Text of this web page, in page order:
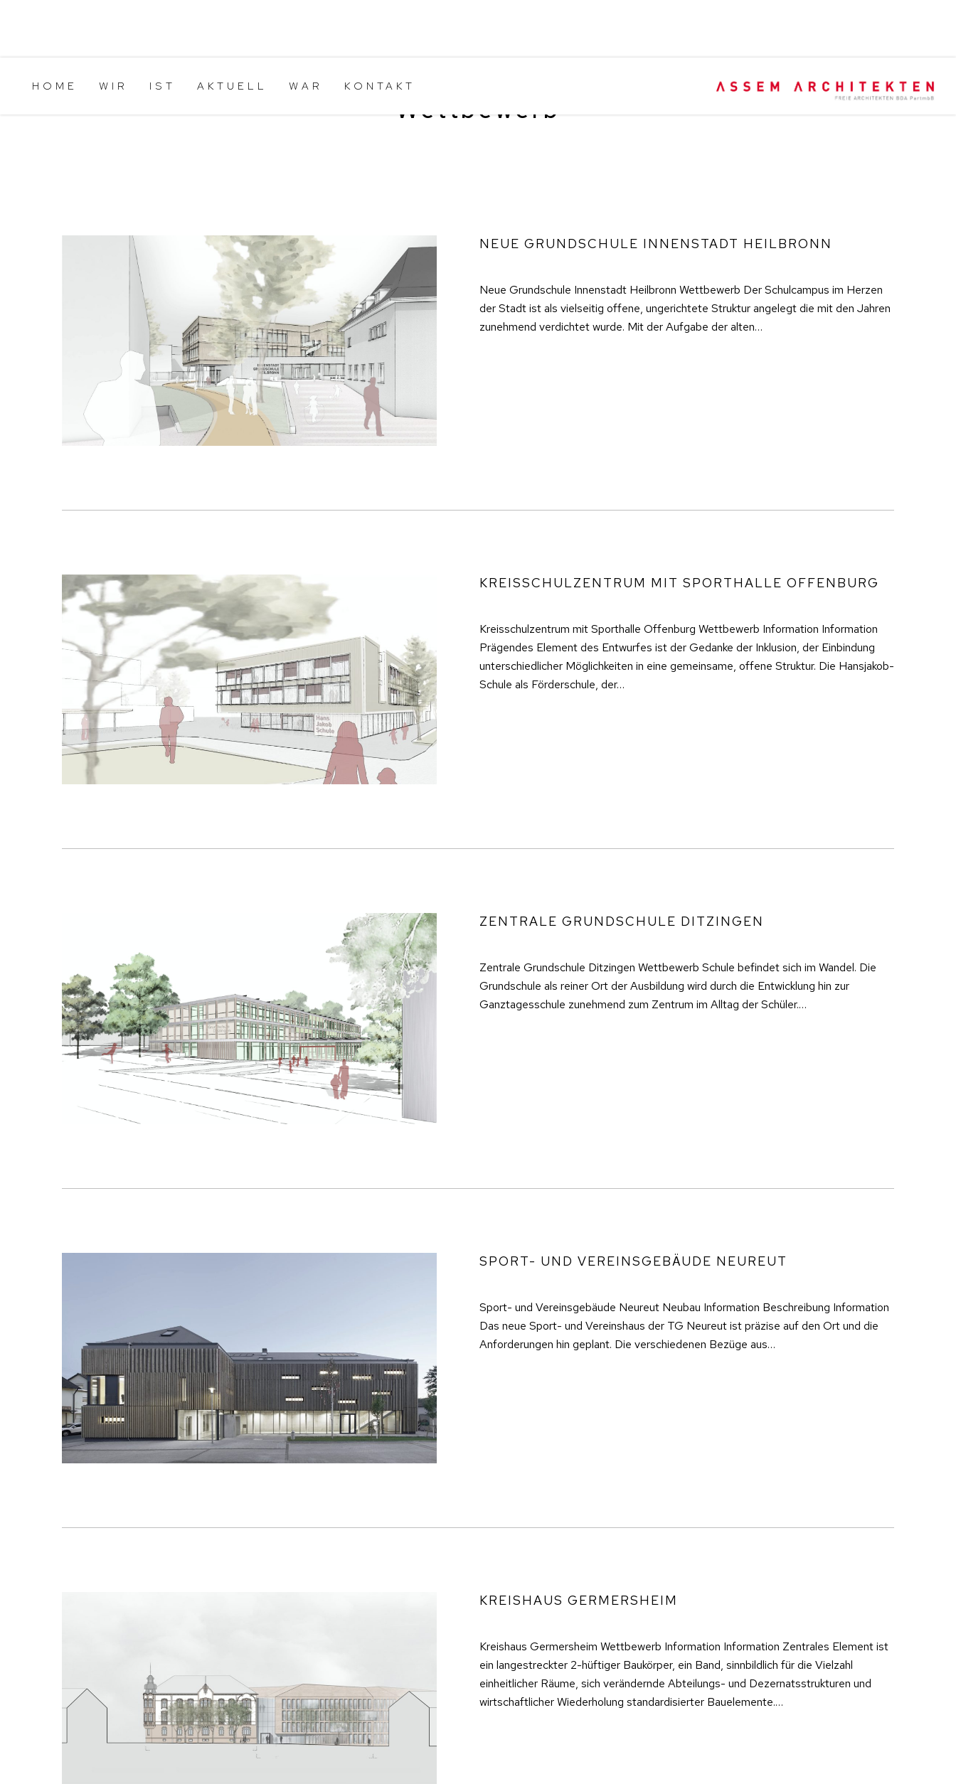
HOME WIR IST AKTUELL WAR KONTAKT
Wettbewerb
NEUE GRUNDSCHULE INNENSTADT HEILBRONN
Neue Grundschule Innenstadt Heilbronn Wettbewerb Der Schulcampus im Herzen
der Stadt ist als vielseitig offene, ungerichtete Struktur angelegt die mit den Jahren
zunehmend verdichtet wurde. Mit der Aufgabe der alten…
KREISSCHULZENTRUM MIT SPORTHALLE OFFENBURG
Kreisschulzentrum mit Sporthalle Offenburg Wettbewerb Information Information
Prägendes Element des Entwurfes ist der Gedanke der Inklusion, der Einbindung
unterschiedlicher Möglichkeiten in eine gemeinsame, offene Struktur. Die Hansjakob-
Schule als Förderschule, der…
ZENTRALE GRUNDSCHULE DITZINGEN
Zentrale Grundschule Ditzingen Wettbewerb Schule befindet sich im Wandel. Die
Grundschule als reiner Ort der Ausbildung wird durch die Entwicklung hin zur
Ganztagesschule zunehmend zum Zentrum im Alltag der Schüler.…
SPORT- UND VEREINSGEBÄUDE NEUREUT
Sport- und Vereinsgebäude Neureut Neubau Information Beschreibung Information
Das neue Sport- und Vereinshaus der TG Neureut ist präzise auf den Ort und die
Anforderungen hin geplant. Die verschiedenen Bezüge aus…
KREISHAUS GERMERSHEIM
Kreishaus Germersheim Wettbewerb Information Information Zentrales Element ist
ein langestreckter 2-hüftiger Baukörper, ein Band, sinnbildlich für die Vielzahl
einheitlicher Räume, sich verändernde Abteilungs- und Dezernatsstrukturen und
wirtschaftlicher Wiederholung standardisierter Bauelemente.…